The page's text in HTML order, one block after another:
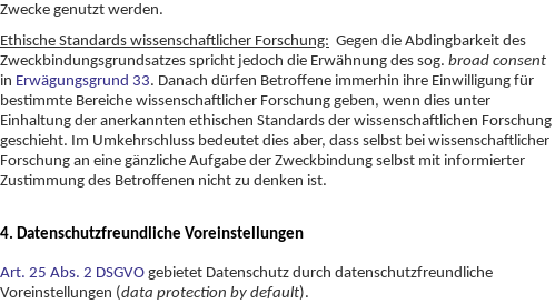
Zwecke genutzt werden.
Ethische Standards wissenschaftlicher Forschung: Gegen die Abdingbarkeit des
Zweckbindungsgrundsatzes spricht jedoch die Erwähnung des sog. broad consent
in Erwägungsgrund 33. Danach dürfen Betroffene immerhin ihre Einwilligung für
bestimmte Bereiche wissenschaftlicher Forschung geben, wenn dies unter
Einhaltung der anerkannten ethischen Standards der wissenschaftlichen Forschung
geschieht. Im Umkehrschluss bedeutet dies aber, dass selbst bei wissenschaftlicher
Forschung an eine gänzliche Aufgabe der Zweckbindung selbst mit informierter
Zustimmung des Betroffenen nicht zu denken ist.
4. Datenschutzfreundliche Voreinstellungen
Art. 25 Abs. 2 DSGVO gebietet Datenschutz durch datenschutzfreundliche
Voreinstellungen (data protection by default).